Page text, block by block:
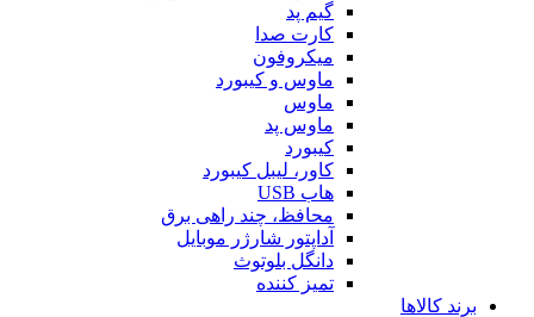
گیم پد
کارت صدا
میکروفون
ماوس و کیبورد
ماوس
ماوس پد
کیبورد
کاور، لیبل کیبورد
هاب USB
محافظ، چند راهی برق
آداپتور شارژر موبایل
دانگل بلوتوث
تمیز کننده
برند کالاها